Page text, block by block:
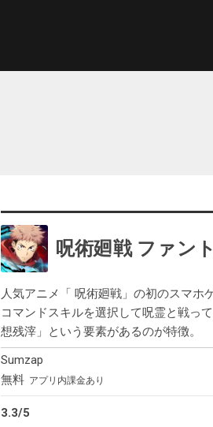
呪術廻戦 ファン
人気アニメ「 呪術廻戦」の初のスマホ
コマンドスキルを選択して呪霊と戦っ
想残滓」という要素があるのが特徴。
Sumzap
無料 アプリ内課金あり
3.3/5